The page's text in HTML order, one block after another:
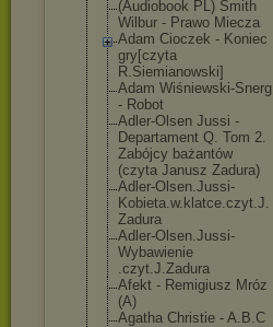
(Audiobook PL) Smith
Wilbur - Prawo Miecza
Adam Cioczek - Koniec
gry[czyta
R.Siemianowski]
Adam Wiśniewski-Snerg
- Robot
Adler-Olsen Jussi -
Departament Q. Tom 2.
Zabójcy bażantów
(czyta Janusz Zadura)
Adler-Olsen.Jussi-
Kobieta.w. klatce.czyt.J.
Zadura
Adler-Olsen.Jussi-
Wybawienie
.czyt.J.Zadura
Afekt - Remigiusz Mróz
(A)
Agatha Christie - A.B.C